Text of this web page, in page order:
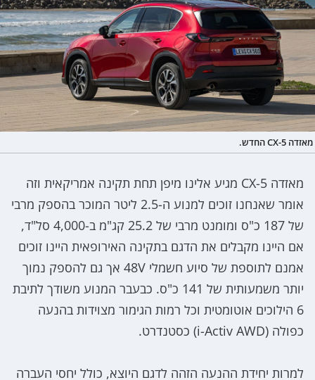
מאזדה CX-5 החדש.
מאזדה CX-5 מגיע אלינו מיפן תחת תקינה אמריקאית וזה
אומר שאנחנו זוכים למנוע ה-2.5 ליטר המוכר בהספק מרבי
של 187 כ"ס ומומנט מרבי של 25.2 קג"מ ב-4,000 סל"ד,
אם היינו מקבלים את הדגם בתקינה האירופאית היינו זוכים
אמנם לתוספת של סיוע חשמלי 48V אך גם להספק נמוך
יותר משמעותית של 141 כ"ס. כבעבר המנוע משודך לתיבת
6 הילוכים אוטומטית וכל רמות הגימור מצוידות בהנעה
כפולה (i-Activ AWD) כסטנדרט.
למרות יחידת ההנעה הזהה לדגם היוצא, כולל יחסי העברה